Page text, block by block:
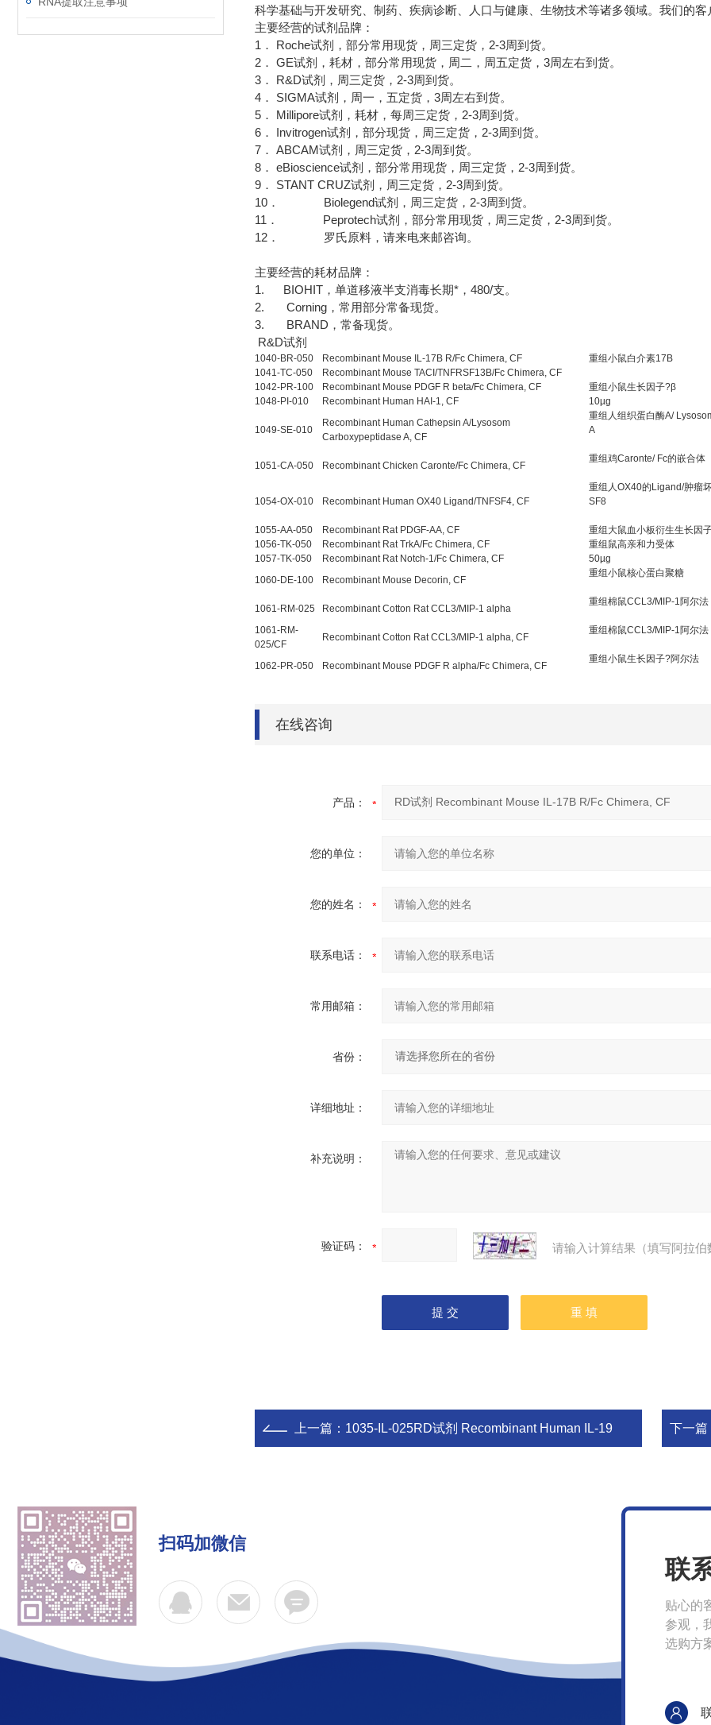
科学基础与开发研究、制药、疾病诊断、人口与健康、生物技术等诸多领域。我们的
主要经营的试剂品牌：
1． Roche试剂，部分常用现货，周三定货，2-3周到货。
2． GE试剂，耗材，部分常用现货，周二，周五定货，3周左右到货。
3． R&D试剂，周三定货，2-3周到货。
4． SIGMA试剂，周一，五定货，3周左右到货。
5． Millipore试剂，耗材，每周三定货，2-3周到货。
6． Invitrogen试剂，部分现货，周三定货，2-3周到货。
7． ABCAM试剂，周三定货，2-3周到货。
8． eBioscience试剂，部分常用现货，周三定货，2-3周到货。
9． STANT CRUZ试剂，周三定货，2-3周到货。
10． Biolegend试剂，周三定货，2-3周到货。
11． Peprotech试剂，部分常用现货，周三定货，2-3周到货。
12． 罗氏原料，请来电来邮咨询。
主要经营的耗材品牌：
1. BIOHIT，单道移液半支消毒长期*，480/支。
2. Corning，常用部分常备现货。
3. BRAND，常备现货。
R&D试剂
1040-BR-050 Recombinant Mouse IL-17B R/Fc Chimera, CF
重组小鼠白介素17B
1041-TC-050
Recombinant Mouse TACI/TNFRSF13B/Fc Chimera, CF
1042-PR-100
Recombinant Mouse PDGF R beta/Fc Chimera, CF
重组小鼠生长因子?β
1048-PI-010
Recombinant Human HAI-1, CF 10µg
1049-SE-010
Recombinant Human Cathepsin A/Lysosom
Carboxypeptidase A, CF
重组人组织蛋白酶A/
A
1051-CA-050 Recombinant Chicken Caronte/Fc Chimera, CF
重组鸡Caronte/ Fc的嵌合体
1054-OX-010 Recombinant Human OX40 Ligand/TNFSF4, CF
重组人OX40的Ligand/肿瘤
SF8
1055-AA-050 Recombinant Rat PDGF-AA, CF
重组大鼠血小板衍生生长因
1056-TK-050
Recombinant Rat TrkA/Fc Chimera, CF
重组鼠高亲和力受体
1057-TK-050
Recombinant Rat Notch-1/Fc Chimera, CF
50µg
1060-DE-100
Recombinant Mouse Decorin, CF
重组小鼠核心蛋白聚糖
1061-RM-025 Recombinant Cotton Rat CCL3/MIP-1 alpha
重组棉鼠CCL3/MIP-1阿尔法
1061-RM-
025/CF
Recombinant Cotton Rat CCL3/MIP-1 alpha, CF
重组棉鼠CCL3/MIP-1阿尔法
1062-PR-050 Recombinant Mouse PDGF R alpha/Fc Chimera, CF
重组小鼠生长因子?阿尔法
在线咨询
产品：
您的单位：
您的姓名：
联系电话：
常用邮箱：
省份：
详细地址：
补充说明：
验证码： 请输入计算结果（填写阿拉
上一篇： 1035-IL-025RD试剂 Recombinant Human IL-19 下一篇
扫码加微信
联
贴心的
参观，
选购方